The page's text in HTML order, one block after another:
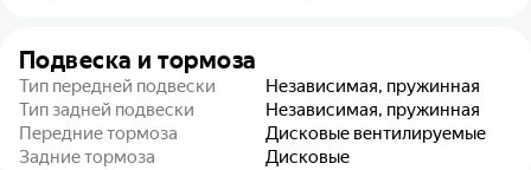
Подвеска и тормоза
Тип передней подвески
Независимая, пружинная
Тип задней подвески
Независимая, пружинная
Передние тормоза
Дисковые вентилируемые
Задние тормоза
Дисковые